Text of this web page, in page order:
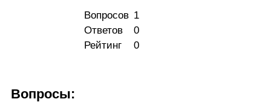
Вопросов 1
Ответов
0
Рейтинг
0
Вопросы: